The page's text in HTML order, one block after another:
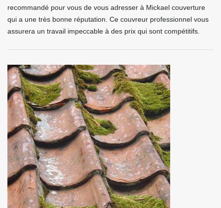
recommandé pour vous de vous adresser à Mickael couverture
qui a une très bonne réputation. Ce couvreur professionnel vous
assurera un travail impeccable à des prix qui sont compétitifs.